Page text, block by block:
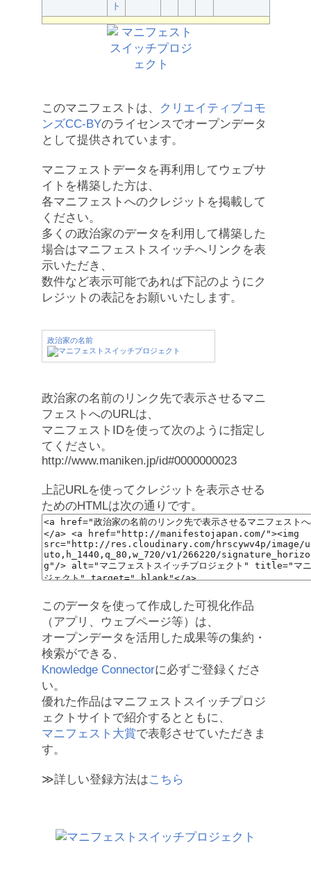
ト
このマニフェストは、
クリエイティブコモ
ンズCC-BYのライセンスでオープンデータ
として提供されています。
マニフェストデータを再利用してウェブサ
イトを構築した方は、
各マニフェストへのクレジットを掲載して
ください。
多くの政治家のデータを利用して構築した
場合はマニフェストスイッチへリンクを表
示いただき、
数件など表示可能であれば下記のようにク
レジットの表記をお願いいたします。
政治家の名前
政治家の名前のリンク先で表示させるマニ
フェストへのURLは、
マニフェストIDを使って次のように指定し
てください。
http://www.maniken.jp/id#0000000023
上記URLを使ってクレジットを表示させる
ためのHTMLは次の通りです。
このデータを使って作成した可視化作品
（アプリ、ウェブページ等）は、
オープンデータを活用した成果等の集約・
検索ができる、
Knowledge Connectorに必ずご登録くださ
い。
優れた作品はマニフェストスイッチプロジ
ェクトサイトで紹介するとともに、
マニフェスト大賞で表彰させていただきま
す。
≫詳しい登録方法はこちら